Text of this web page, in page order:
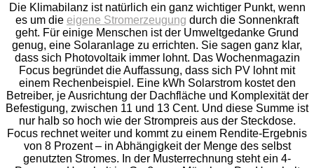
Die Klimabilanz ist natürlich ein ganz wichtiger Punkt, wenn
es um die eigene Stromerzeugung durch die Sonnenkraft
geht. Für einige Menschen ist der Umweltgedanke Grund
genug, eine Solaranlage zu errichten. Sie sagen ganz klar,
dass sich Photovoltaik immer lohnt. Das Wochenmagazin
Focus begründet die Auffassung, dass sich PV lohnt mit
einem Rechenbeispiel. Eine kWh Solarstrom kostet den
Betreiber, je Ausrichtung der Dachfläche und Komplexität der
Befestigung, zwischen 11 und 13 Cent. Und diese Summe ist
nur halb so hoch wie der Strompreis aus der Steckdose.
Focus rechnet weiter und kommt zu einem Rendite-Ergebnis
von 8 Prozent – in Abhängigkeit der Menge des selbst
genutzten Stromes. In der Musterrechnung steht ein 4-